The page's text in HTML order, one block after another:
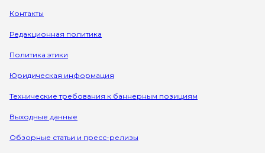
Контакты
Редакционная политика
Политика этики
Юридическая информация
Технические требования к баннерным позициям
Выходные данные
Обзорные статьи и пресс-релизы